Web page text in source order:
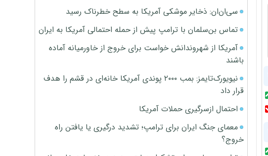
سی‌ان‌ان: ذخایر موشکی آمریکا به سطح خطرناک رسید
تماس بن‌سلمان با ترامپ پیش از حمله احتمالی آمریکا به ایران
آمریکا از شهروندانش خواست برای خروج از خاورمیانه آماده
باشند
نیویورک‌تایمز: بمب ۲۰۰۰ پوندی آمریکا خانه‌ای در قشم را هدف
قرار داد
احتمال ازسرگیری حملات آمریکا
معمای جنگ ایران برای ترامپ؛ تشدید درگیری یا یافتن راه
خروج؟